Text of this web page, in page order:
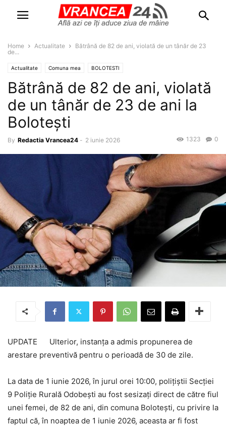
Home Actualitate
Bătrână de 82 de ani, violată de un tânăr de 23
de...
Actualitate Comuna mea BOLOTESTI
Bătrână de 82 de ani, violată
de un tânăr de 23 de ani la
Bolotești
By Redactia Vrancea24 - 2 iunie 2026 0
1323
UPDATE Ulterior, instanța a admis propunerea de
arestare preventivă pentru o perioadă de 30 de zile.
La data de 1 iunie 2026, în jurul orei 10:00, polițiștii Secției
9 Poliție Rurală Odobești au fost sesizați direct de către fiul
unei femei, de 82 de ani, din comuna Bolotești, cu privire la
faptul că, în noaptea de 1 iunie 2026, aceasta ar fi fost